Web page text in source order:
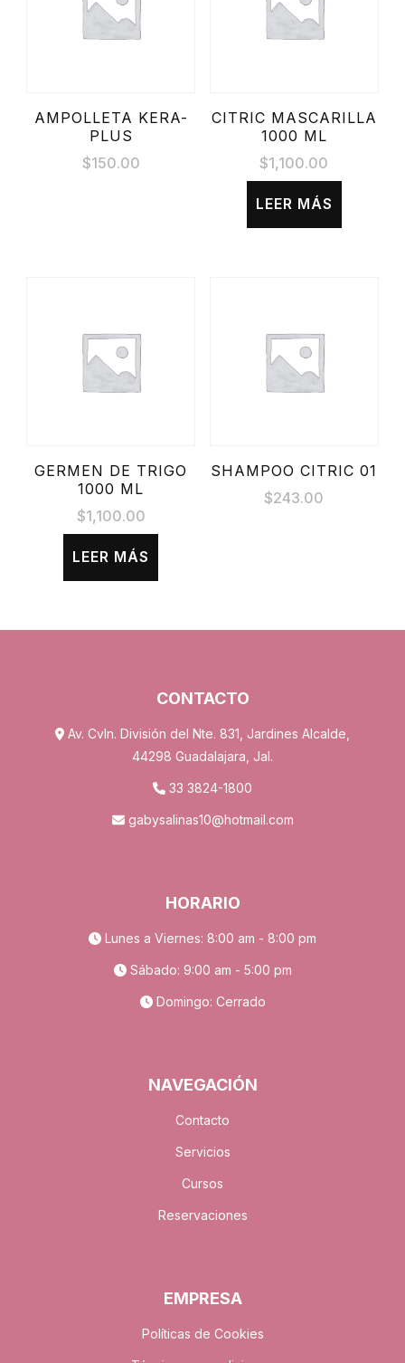
AMPOLLETA KERA-
PLUS
$150.00
CITRIC MASCARILLA
1000 ML
$1,100.00
LEER MÁS
GERMEN DE TRIGO
1000 ML
$1,100.00
LEER MÁS
SHAMPOO CITRIC 01
$243.00
CONTACTO
Av. Cvln. División del Nte. 831, Jardines Alcalde,
44298 Guadalajara, Jal.
33 3824-1800
gabysalinas10@hotmail.com
HORARIO
Lunes a Viernes: 8:00 am - 8:00 pm
Sábado: 9:00 am - 5:00 pm
Domingo: Cerrado
NAVEGACIÓN
Contacto
Servicios
Cursos
Reservaciones
EMPRESA
Políticas de Cookies